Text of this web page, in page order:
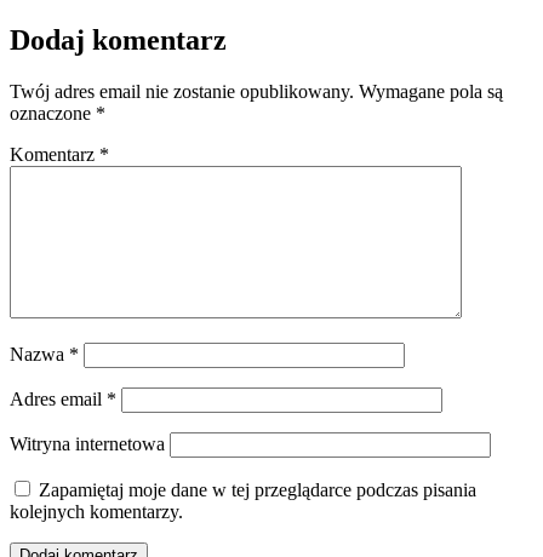
Dodaj komentarz
Twój adres email nie zostanie opublikowany. Wymagane pola są
oznaczone *
Komentarz *
Nazwa *
Adres email *
Witryna internetowa
Zapamiętaj moje dane w tej przeglądarce podczas pisania
kolejnych komentarzy.